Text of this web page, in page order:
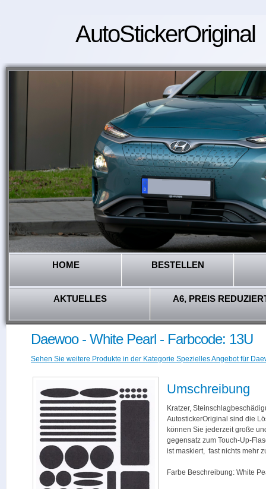
AutoStickerOriginal
HOME BESTELLEN
AKTUELLES A6, PREIS
Daewoo - White Pearl - Farbcode: 13U
Sehen Sie weitere Produkte in der Kategorie Spezielles Angebot für
Umschreibung
Kratzer,
AutostickerOriginal sind die
können Sie jederzeit große
gegensatz zum Touch-Up-
ist maskiert, fast nichts mehr
Farbe Beschreibung: White